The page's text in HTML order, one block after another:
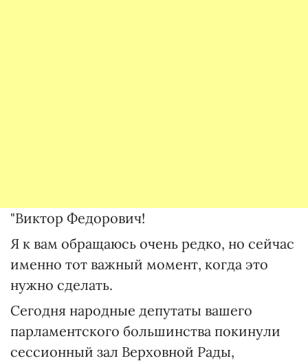
"Виктор Федорович!
Я к вам обращаюсь очень редко, но сейчас
именно тот важный момент, когда это
нужно сделать.
Сегодня народные депутаты вашего
парламентского большинства покинули
сессионный зал Верховной Рады,